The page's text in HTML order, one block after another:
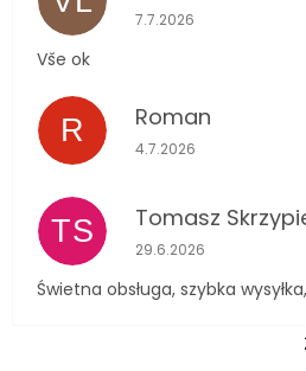
Hodnocení obchodu
7.7.2026
Vše ok
R Roman
Hodnocení obchodu
4.7.2026
TS Tomasz
Hodnocení obchodu
29.6.2026
Świetna obsługa, szybka